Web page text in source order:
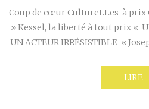
Coup de cœur CultureLLes à prix
» Kessel, la liberté à tout prix «
UN ACTEUR IRRÉSISTIBLE «
LIRE